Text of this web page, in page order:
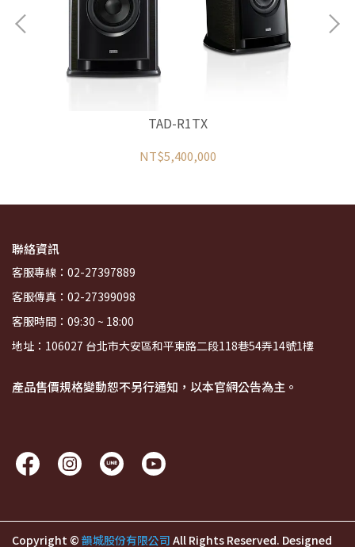
TAD-R1TX
NT$5,400,000
聯絡資訊
客服專線：02-27397889
客服傳真：02-27399098
客服時間：09:30 ~ 18:00
地址：106027 台北市大安區和平東路二段118巷54弄14號1樓
產品售價規格變動恕不另行通知，以本官網公告為主。
Copyright © 韻城股份有限公司 All Rights Reserved. Designed